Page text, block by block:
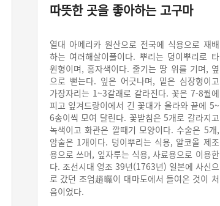
따뜻한 곳을 좋아하는 고구마
열대 아메리카 원산으로 전국에 식용으로 재배
하는 여러해살이풀이다. 뿌리는 덩이뿌리로 타
원형이며, 홍자색이다. 줄기는 땅 위를 기며, 옆
으로 뻗는다. 잎은 어긋나며, 밑은 심장형이고
가장자리는 1~3갈래로 갈라진다. 꽃은 7-8월에
피고 잎겨드랑이에서 긴 꽃대가 올라와 끝에 5~
6송이씩 모여 달린다. 꽃받침은 5개로 갈라지고
녹색이고 화관은 깔때기 모양이다. 수술은 5개,
암술은 1개이다. 덩이뿌리는 식용, 알코올 제조
용으로 쓰며, 잎자루는 식용, 사료용으로 이용한
다. 조선시대 영조 39년(1763년) 일본에 사신으
로 갔던 조엄趙曮이 대마도에서 들여온 것이 처
음이었다.